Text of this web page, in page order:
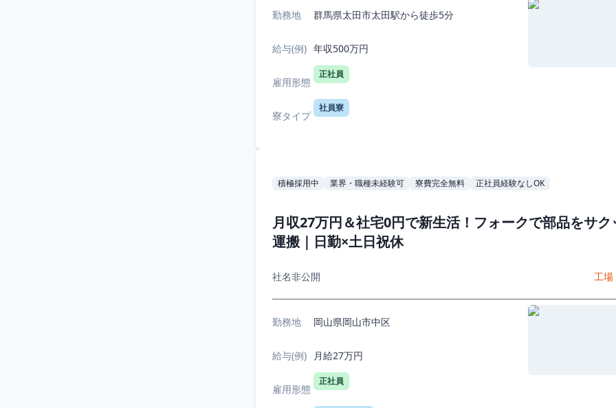
勤務地 群馬県太田市太田駅から徒歩5分
給与(例) 年収500万円
雇用形態
正社員
寮タイプ
社員寮
積極採用中 業界・職種未経験可 寮費完全無料 正社員経験なしOK
月収27万円＆社宅0円で新生活！フォークで部品をサク
運搬｜日勤×土日祝休
社名非公開 工場
勤務地 岡山県岡山市中区
給与(例) 月給27万円
雇用形態
正社員